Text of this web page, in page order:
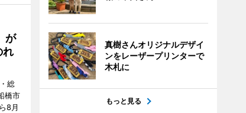
が
総
橋市
8月
真樹さんオリジナルデザイ
ンをレーザープリンターで
木札に
もっと見る